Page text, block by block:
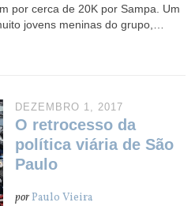
por cerca de 20K por Sampa. Um
jovens meninas do grupo,…
DEZEMBRO 1, 2017
O retrocesso da
política viária de São
Paulo
porPaulo Vieira